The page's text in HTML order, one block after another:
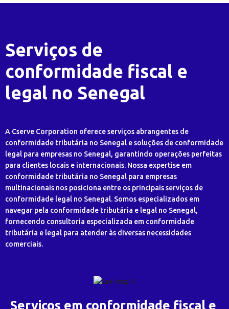
Serviços de
conformidade fiscal e
legal no Senegal
A Cserve Corporation oferece serviços abrangentes de
conformidade tributária no Senegal e soluções de conformidade
legal para empresas no Senegal, garantindo operações perfeitas
para clientes locais e internacionais. Nossa expertise em
conformidade tributária no Senegal para empresas
multinacionais nos posiciona entre os principais serviços de
conformidade legal no Senegal. Somos especializados em
navegar pela conformidade tributária e legal no Senegal,
fornecendo consultoria especializada em conformidade
tributária e legal para atender às diversas necessidades
comerciais.
Serviços em conformidade fiscal e